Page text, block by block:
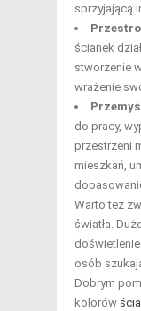
sprzyjającą
ścianek
stworzenie
wrażenie
do pracy,
przestrzeni
mieszkań,
Warto też
światła.
osób
Dobrym
kolorów